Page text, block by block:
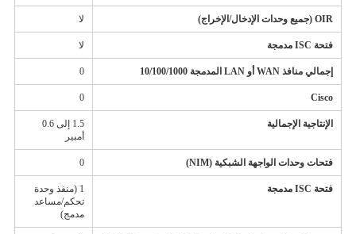
OIR (جميع وحدات الإدخال/الإخراج) لا
فتحة ISC مدمجة لا
إجمالي منافذ WAN أو LAN المدمجة 10/100/1000 0
Cisco
0
الإنتاجية الإجمالية
1.5 إلى 0.6
أمبير
فتحات وحدات الواجهة الشبكية (NIM) 0
فتحة ISC مدمجة
1 (منفذ وحدة
تحكم/مساعد
مدمج)